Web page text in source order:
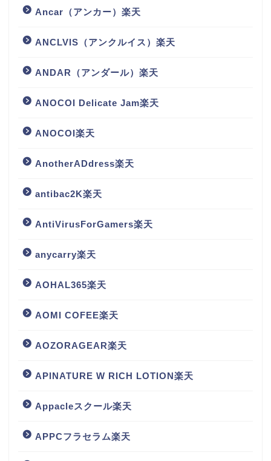
Ancar（アンカー）楽天
ANCLVIS（アンクルイス）楽天
ANDAR（アンダール）楽天
ANOCOI Delicate Jam楽天
ANOCOI楽天
AnotherADdress楽天
antibac2K楽天
AntiVirusForGamers楽天
anycarry楽天
AOHAL365楽天
AOMI COFEE楽天
AOZORAGEAR楽天
APINATURE W RICH LOTION楽天
Appacleスクール楽天
APPCフラセラム楽天